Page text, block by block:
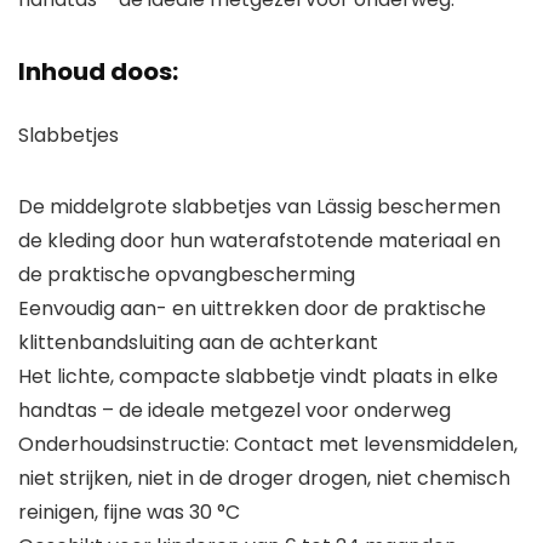
Inhoud doos:
Slabbetjes
De middelgrote slabbetjes van Lässig beschermen
de kleding door hun waterafstotende materiaal en
de praktische opvangbescherming
Eenvoudig aan- en uittrekken door de praktische
klittenbandsluiting aan de achterkant
Het lichte, compacte slabbetje vindt plaats in elke
handtas – de ideale metgezel voor onderweg
Onderhoudsinstructie: Contact met levensmiddelen,
niet strijken, niet in de droger drogen, niet chemisch
reinigen, fijne was 30 °C